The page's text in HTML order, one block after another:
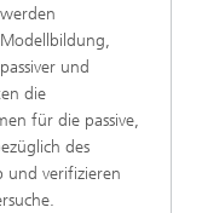
und
die
für die passive,
des
und verifizieren